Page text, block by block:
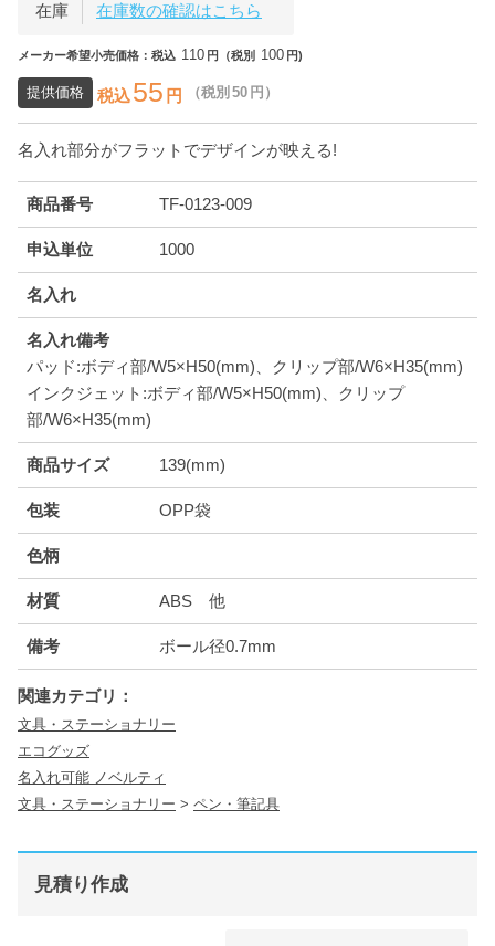
在庫 在庫数の確認はこちら
メーカー希望小売価格：税込 110 円（税別 100 円)
提供価格 税込55 円 （税別 50 円）
名入れ部分がフラットでデザインが映える!
商品番号 TF-0123-009
申込単位 1000
名入れ
名入れ備考
パッド:ボディ部/W5×H50(mm)、クリップ部/W6×H35(mm)
インクジェット:ボディ部/W5×H50(mm)、クリップ
部/W6×H35(mm)
商品サイズ 139(mm)
包装 OPP袋
色柄
材質 ABS 他
備考 ボール径0.7mm
関連カテゴリ：
文具・ステーショナリー
エコグッズ
名入れ可能 ノベルティ
文具・ステーショナリー > ペン・筆記具
見積り作成